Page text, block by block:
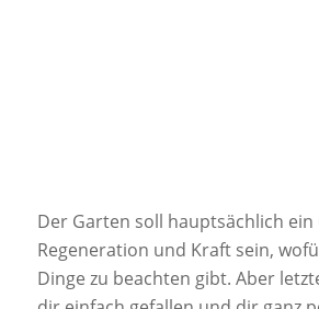
Der Garten soll hauptsächlich ein
Regeneration und Kraft sein,
Dinge zu beachten gibt. Aber